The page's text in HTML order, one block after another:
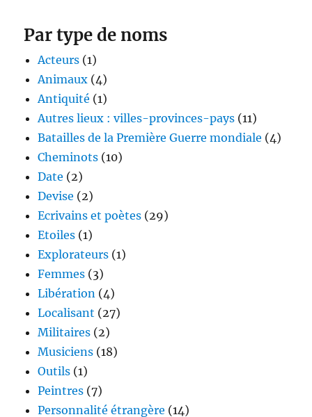
Par type de noms
Acteurs (1)
Animaux (4)
Antiquité (1)
Autres lieux : villes-provinces-pays (11)
Batailles de la Première Guerre mondiale (4)
Cheminots (10)
Date (2)
Devise (2)
Ecrivains et poètes (29)
Etoiles (1)
Explorateurs (1)
Femmes (3)
Libération (4)
Localisant (27)
Militaires (2)
Musiciens (18)
Outils (1)
Peintres (7)
Personnalité étrangère (14)